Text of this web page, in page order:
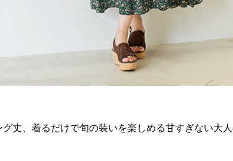
丈、着るだけで旬の装いを楽しめる甘すぎない大人